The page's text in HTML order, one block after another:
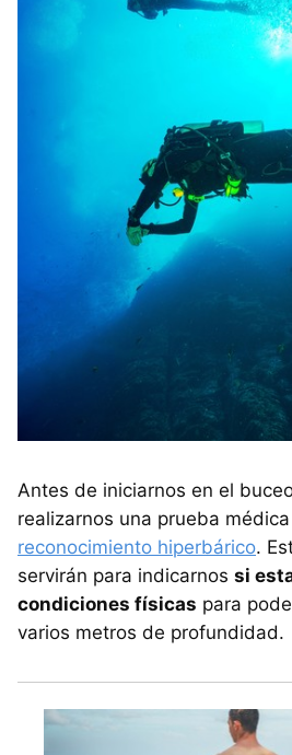
Antes de iniciarnos en el
realizarnos una prueba médica
reconocimiento hiperbárico.
servirán para indicarnos si
condiciones físicas para
varios metros de profundidad.